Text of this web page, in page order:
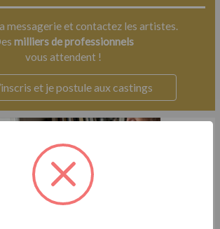
messagerie et contactez les artistes.
milliers de professionnels
vous attendent !
et je postule aux castings